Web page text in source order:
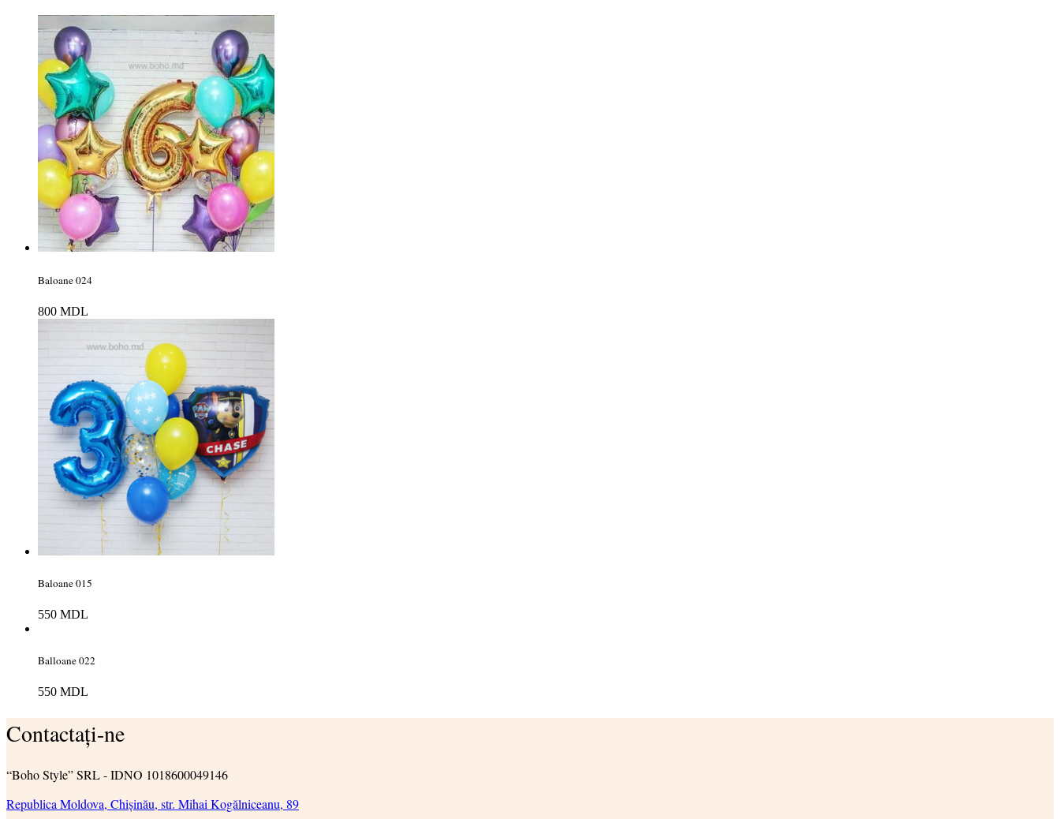
Baloane 024
800 MDL
Baloane 015
550 MDL
Balloane 022
550 MDL
Contactați-ne
“Boho Style” SRL - IDNO 1018600049146
Republica Moldova, Chișinău, str. Mihai Kogălniceanu, 89